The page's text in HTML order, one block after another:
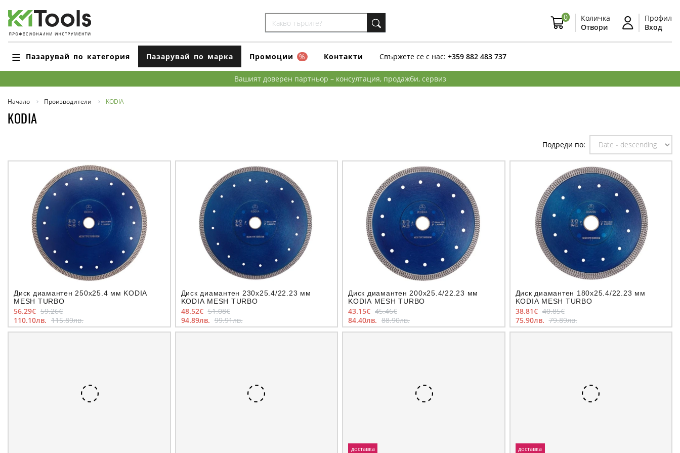
0
Количка
Отвори
Профил
Вход
Пазарувай по категория Пазарувай по марка Промоции % Контакти Свържете се с нас: +359 882 483 737
Вашият доверен партньор – консултация, продажби, сервиз
Начало Производители KODIA
KODIA
Подреди по:
Диск диамантен 250x25.4 мм KODIA
MESH TURBO
56.29€ 59.26€
110.10лв. 115.89лв.
Диск диамантен 230x25.4/22.23 мм
KODIA MESH TURBO
48.52€ 51.08€
94.89лв. 99.91лв.
Диск диамантен 200x25.4/22.23 мм
KODIA MESH TURBO
43.15€ 45.46€
84.40лв. 88.90лв.
Диск диамантен 180x25.4/22.23 мм
KODIA MESH TURBO
38.81€ 40.85€
75.90лв. 79.89лв.
доставка доставка